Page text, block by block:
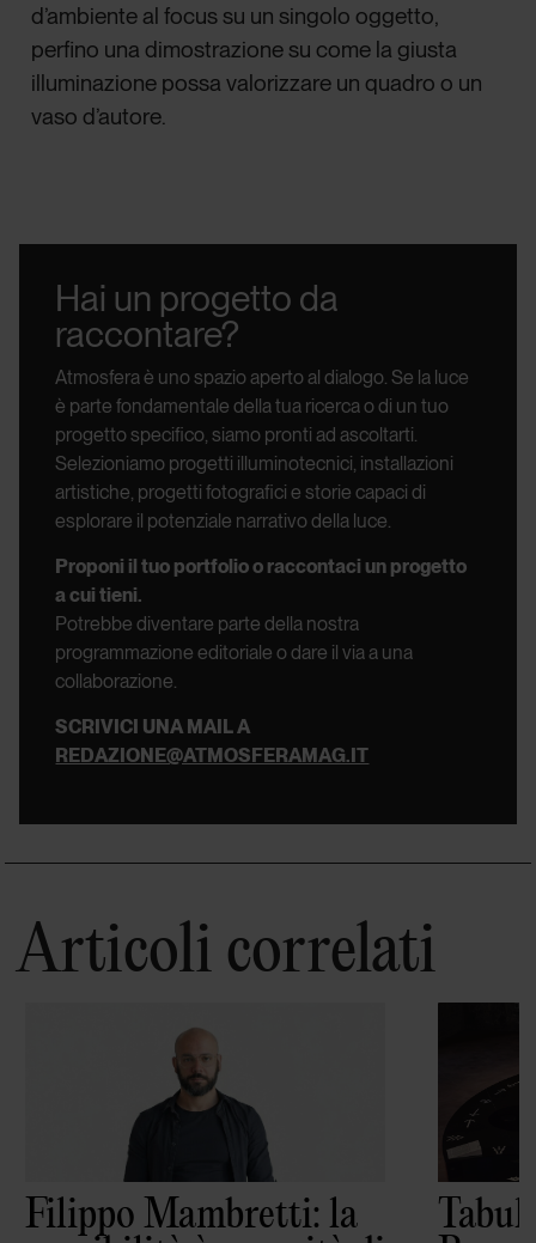
d’ambiente al focus su un singolo oggetto,
perfino una dimostrazione su come la giusta
illuminazione possa valorizzare un quadro o un
vaso d’autore.
Hai un progetto da
raccontare?
Atmosfera è uno spazio aperto al dialogo.Se la luce
è parte fondamentale della tua ricerca o di un tuo
progetto specifico, siamo pronti ad ascoltarti.
Selezioniamo progetti illuminotecnici, installazioni
artistiche, progetti fotografici e storie capaci di
esplorare il potenziale narrativo della luce.
Proponi il tuo portfolio o raccontaci un progetto
a cui tieni.
Potrebbe diventare parte della nostra
programmazione editoriale o dare il via a una
collaborazione.
SCRIVICI UNA MAIL A
REDAZIONE@ATMOSFERAMAG.IT
Articoli correlati
Filippo Mambretti: la